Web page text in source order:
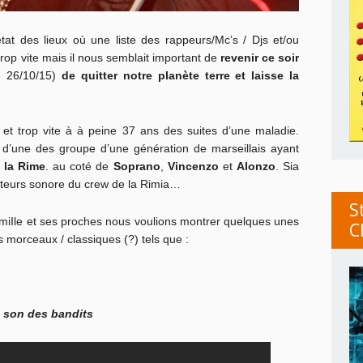
des lieux où une liste des rappeurs/Mc’s / Djs et/ou
vite mais il nous semblait important de revenir ce soir
26/10/15) de quitter notre planète terre et laisse la
trop vite à à peine 37 ans des suites d’une maladie.
des groupe d’une génération de marseillais ayant
la Rime. au coté de Soprano Vincenzo etAlonzo . Sia
sonore du crew de la Rimia…
et ses proches nous voulions montrer quelques unes
/ classiques (?) tels que :
son des bandits